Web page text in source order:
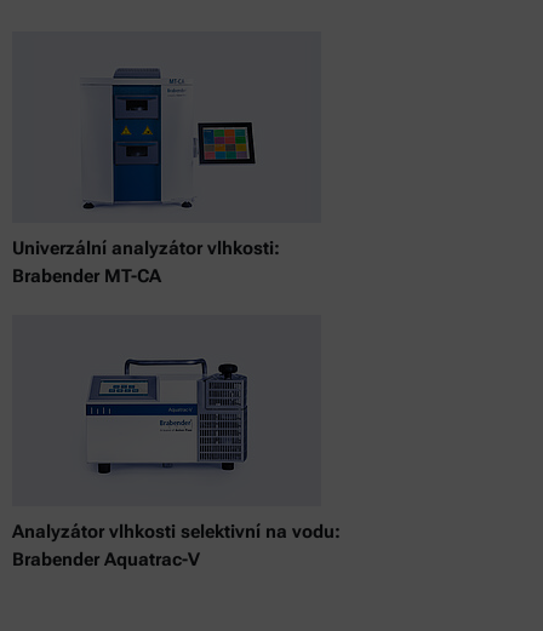
Univerzální analyzátor vlhkosti:
Brabender MT-CA
Analyzátor vlhkosti selektivní na vodu:
Brabender Aquatrac-V